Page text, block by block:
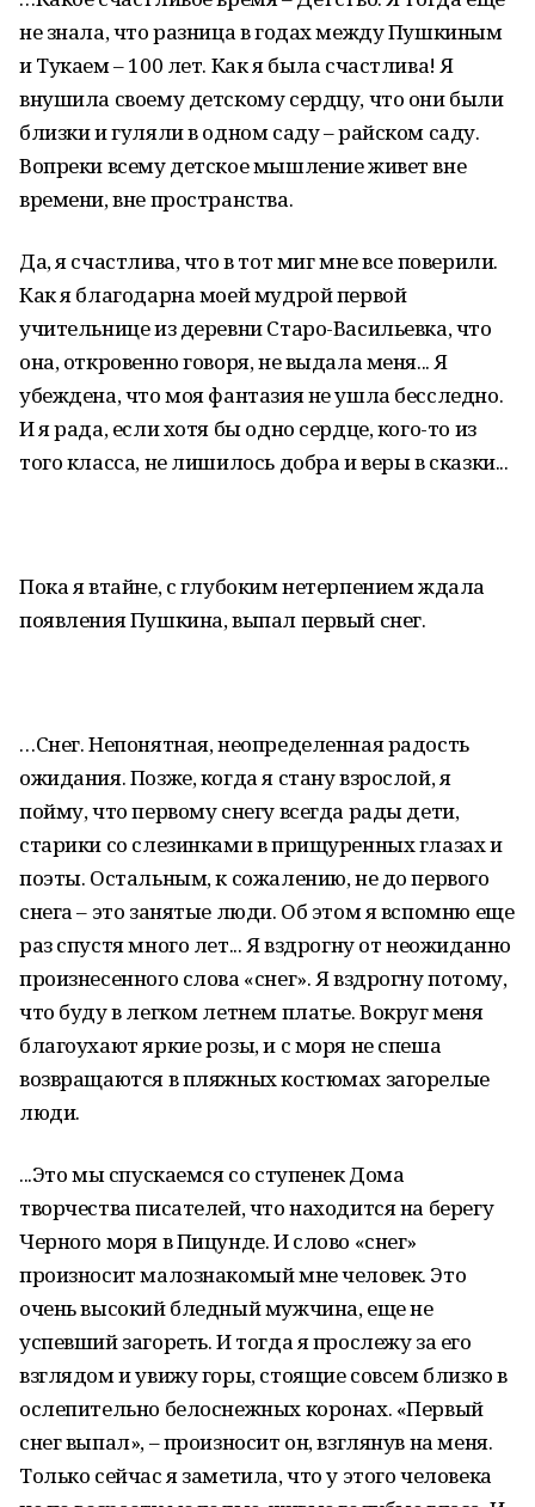
не знала, что разница в годах между Пушкиным
и Тукаем – 100 лет. Как я была счастлива! Я
внушила своему детскому сердцу, что они были
близки и гуляли в одном саду – райском саду.
Вопреки всему детское мышление живет вне
времени, вне пространства.
Да, я счастлива, что в тот миг мне все поверили.
Как я благодарна моей мудрой первой
учительнице из деревни Старо-Васильевка, что
она, откровенно говоря, не выдала меня... Я
убеждена, что моя фантазия не ушла бесследно.
И я рада, если хотя бы одно сердце, кого-то из
того класса, не лишилось добра и веры в сказки...
Пока я втайне, с глубоким нетерпением ждала
появления Пушкина, выпал первый снег.
…Снег. Непонятная, неопределенная радость
ожидания. Позже, когда я стану взрослой, я
пойму, что первому снегу всегда рады дети,
старики со слезинками в прищуренных глазах и
поэты. Остальным, к сожалению, не до первого
снега – это занятые люди. Об этом я вспомню еще
раз спустя много лет... Я вздрогну от неожиданно
произнесенного слова «снег». Я вздрогну потому,
что буду в легком летнем платье. Вокруг меня
благоухают яркие розы, и с моря не спеша
возвращаются в пляжных костюмах загорелые
люди.
...Это мы спускаемся со ступенек Дома
творчества писателей, что находится на берегу
Черного моря в Пицунде. И слово «снег»
произносит малознакомый мне человек. Это
очень высокий бледный мужчина, еще не
успевший загореть. И тогда я прослежу за его
взглядом и увижу горы, стоящие совсем близко в
ослепительно белоснежных коронах. «Первый
снег выпал», – произносит он, взглянув на меня.
Только сейчас я заметила, что у этого человека